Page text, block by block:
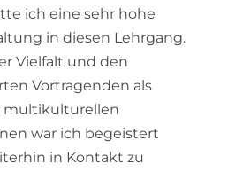
ich eine sehr hohe
in diesen Lehrgang.
Vielfalt und den
Vortragenden als
multikulturellen
war ich begeistert
in Kontakt zu